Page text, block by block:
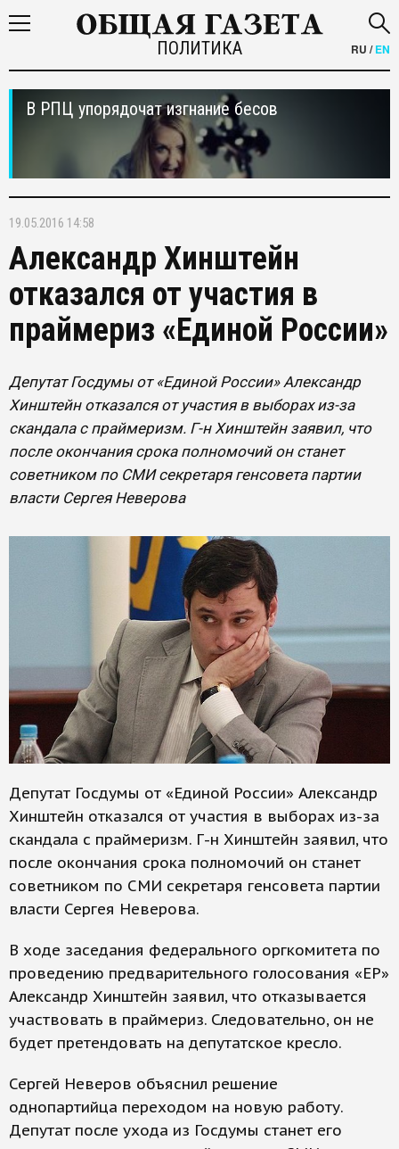
ПОЛИТИКА RU /EN
В РПЦ упорядочат изгнание бесов
19.05.2016 14:58
Александр Хинштейн
отказался от участия в
праймериз «Единой России»
Депутат Госдумы от «Единой России» Александр
Хинштейн отказался от участия в выборах из-за
скандала с праймеризм. Г-н Хинштейн заявил, что
после окончания срока полномочий он станет
советником по СМИ секретаря генсовета партии
власти Сергея Неверова
Депутат Госдумы от «Единой России» Александр
Хинштейн отказался от участия в выборах из-за
скандала с праймеризм. Г-н Хинштейн заявил, что
после окончания срока полномочий он станет
советником по СМИ секретаря генсовета партии
власти Сергея Неверова.
В ходе заседания федерального оргкомитета по
проведению предварительного голосования «ЕР»
Александр Хинштейн заявил, что отказывается
участвовать в праймериз. Следовательно, он не
будет претендовать на депутатское кресло.
Сергей Неверов объяснил решение
однопартийца переходом на новую работу.
Депутат после ухода из Госдумы станет его